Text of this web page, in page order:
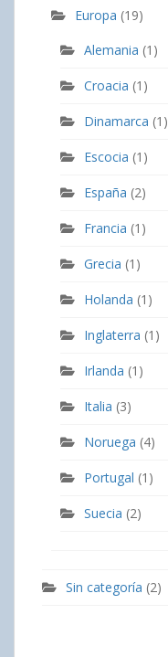
Europa (19)
Alemania (1)
Croacia (1)
Dinamarca (1)
Escocia (1)
España (2)
Francia (1)
Grecia (1)
Holanda (1)
Inglaterra (1)
Irlanda (1)
Italia (3)
Noruega (4)
Portugal (1)
Suecia (2)
Sin categoría (2)